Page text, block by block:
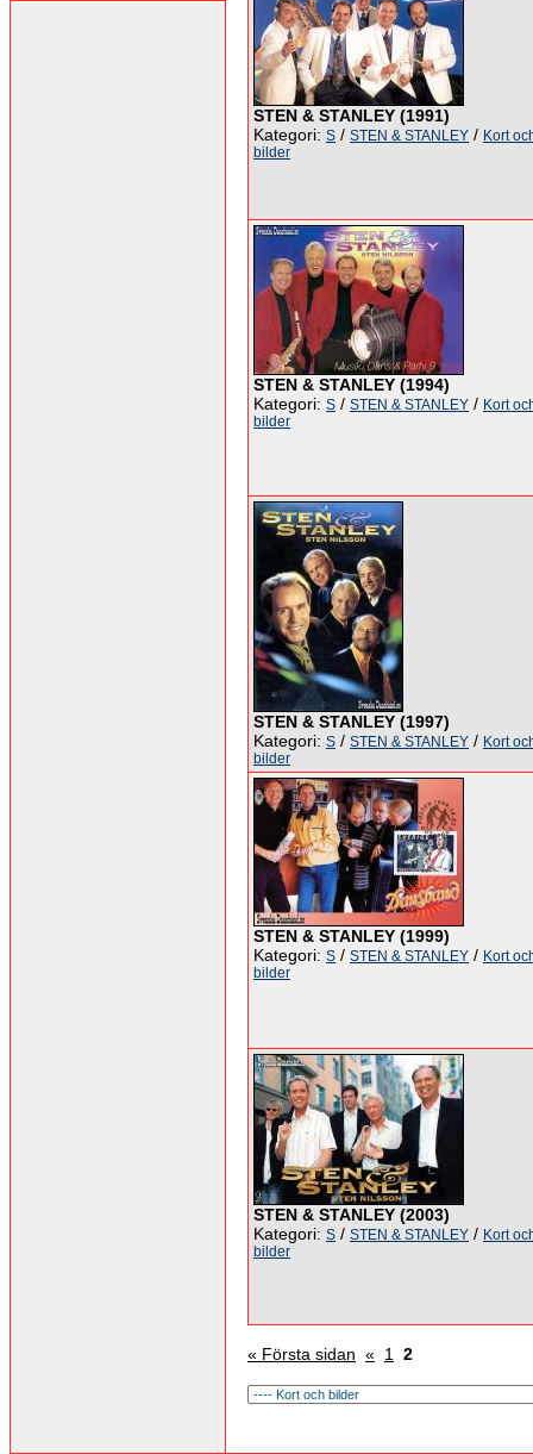
STEN & STANLEY (1991)
Kategori: S / STEN & STANLEY / Kort
bilder
STEN & STANLEY (1994)
Kategori: S / STEN & STANLEY / Kort
bilder
STEN & STANLEY (1997)
Kategori: S / STEN & STANLEY / Kort
bilder
STEN & STANLEY (1999)
Kategori: S / STEN & STANLEY / Kort
bilder
STEN & STANLEY (2003)
Kategori: S / STEN & STANLEY / Kort
bilder
« Första sidan « 1 2